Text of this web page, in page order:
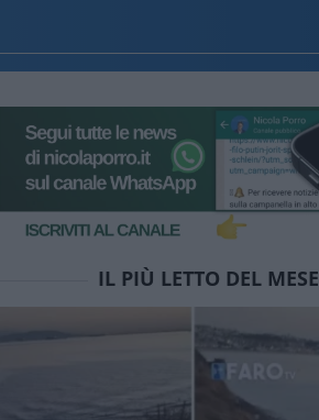
IL PIÙ LETTO DEL MESE